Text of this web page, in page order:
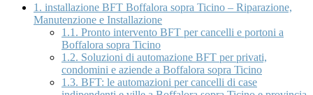
1. installazione BFT Boffalora sopra Ticino – Riparazione,
Manutenzione e Installazione
1.1. Pronto intervento BFT per cancelli e portoni a
Boffalora sopra Ticino
1.2. Soluzioni di automazione BFT per privati,
condomini e aziende a Boffalora sopra Ticino
1.3. BFT: le automazioni per cancelli di case